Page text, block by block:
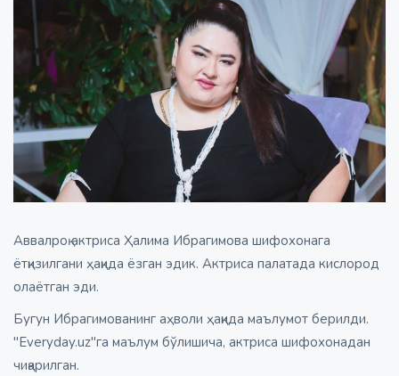
Аввалроқ актриса Ҳалима Ибрагимова шифохонага
ётқизилгани ҳақида ёзган эдик. Актриса палатада кислород
олаётган эди.
Бугун Ибрагимованинг аҳволи ҳақида маълумот берилди.
"Everyday.uz"га маълум бўлишича, актриса шифохонадан
чиқарилган.